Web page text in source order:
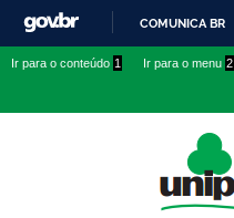
conteúdo
COMUNICA BR
Ir para o conteúdo 1 Ir para o menu 2